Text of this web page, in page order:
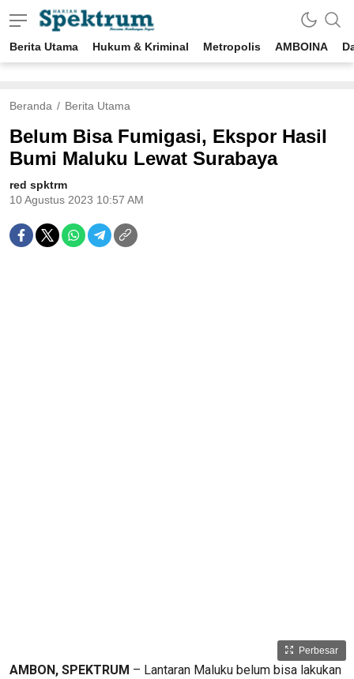
spektrumonline.com
Berita Utama Hukum & Kriminal Metropolis AMBOINA
Beranda Berita Utama
Belum Bisa Fumigasi, Ekspor Hasil
Bumi Maluku Lewat Surabaya
red spktrm
10 Agustus 2023 10:57 AM
Perbesar
AMBON, SPEKTRUM – Lantaran Maluku belum bisa lakukan